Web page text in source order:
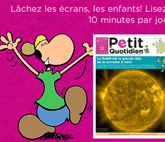
Lâchez les écrans, les enfants!
10 minutes par